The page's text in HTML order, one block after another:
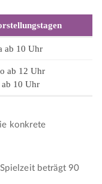
ab 10 Uhr
ab 12 Uhr
ab 10 Uhr
konkrete
beträgt 90